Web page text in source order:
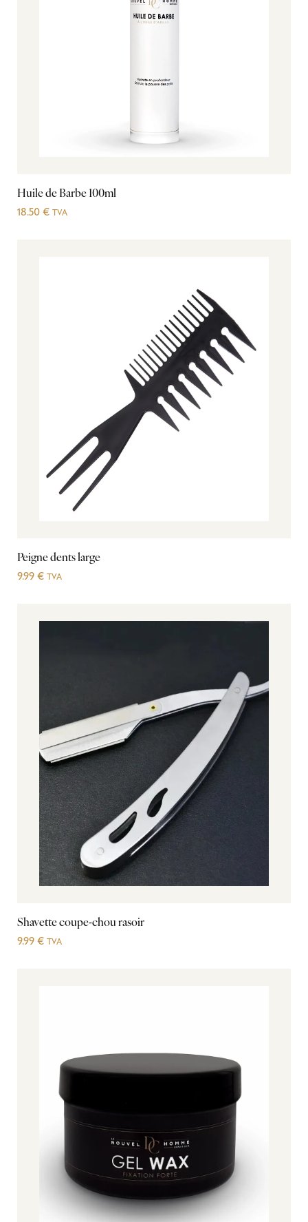
Huile de Barbe 100ml
18.50 € TVA
Peigne dents large
9.99 € TVA
Shavette coupe-chou rasoir
9.99 € TVA